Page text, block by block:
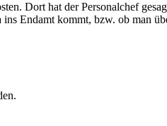
Dort hat der Personalchef
Endamt kommt, bzw. ob man